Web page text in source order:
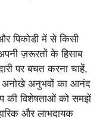
पिकोडी में से किसी
ज़रूरतों के हिसाब
पर बचत करना चाहें,
अनोखे अनुभवों का आनंद
की विशेषताओं को समझें
और लाभदायक